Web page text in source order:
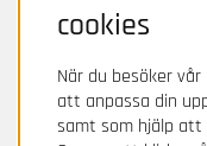
cookies
När du besöker
att anpassa din
samt som hjälp